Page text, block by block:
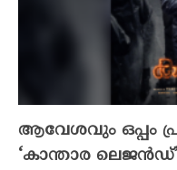
ആവേശവും ഒപ്പം
‘കാന്താര